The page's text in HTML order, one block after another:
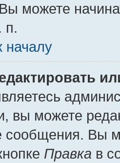
можете
п.
началу
вы можете
сообщения. Вы
Правка в